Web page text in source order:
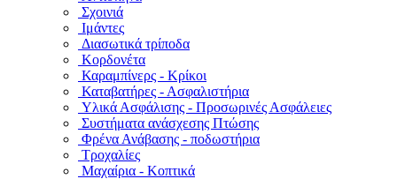
Σχοινιά
Ιμάντες
Διασωτικά τρίποδα
Κορδονέτα
Καραμπίνερς - Κρίκοι
Καταβατήρες - Ασφαλιστήρια
Υλικά Ασφάλισης - Προσωρινές Ασφάλειες
Συστήματα ανάσχεσης Πτώσης
Φρένα Ανάβασης - ποδωστήρια
Τροχαλίες
Μαχαίρια - Κοπτικά